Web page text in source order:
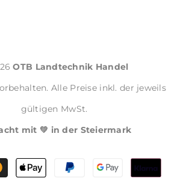
OTB Landtechnik Handel
Alle Preise inkl. der jeweils
gültigen MwSt.
mit 💚 in der Steiermark
Zahlungsmethoden